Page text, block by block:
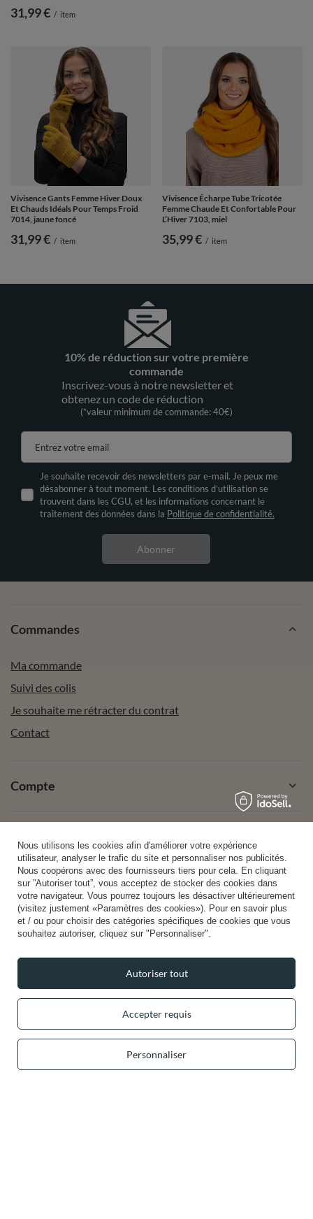
31,99 € / item
Vivisence Gants Femme Hiver Doux
Et Chauds Idéals Pour Temps Froid
7014, jaune foncé
31,99 € / item
Vivisence Écharpe Tube Tricotée
Femme Chaude Et Confortable Pour
L’Hiver 7103, miel
35,99 € / item
10% de réduction sur votre première
commande
Inscrivez-vous à notre newsletter et
obtenez un code de réduction
(*valeur minimum de commande: 40€)
Entrez votre email
Je souhaite recevoir des newsletters par e-mail. Je peux me
désabonner à tout moment. Les conditions d’utilisation se
trouvent dans les CGU, et les informations concernant le
traitement des données dans la Politique de confidentialité.
Abonner
Commandes
Ma commande
Suivi des colis
Je souhaite me rétracter du contrat
Contact
Compte
Info
+49 32 2210 915 31 (allemand/anglais)
Vivisence,49 Hevea Road,DE13 0SHBurton-on-Trent
Dans le magasin, nous présentons les prix bruts (TVA comprise).
Nous utilisons les cookies afin d'améliorer votre expérience
utilisateur, analyser le trafic du site et personnaliser nos publicités.
Nous coopérons avec des fournisseurs tiers pour cela. En cliquant
sur ”Autoriser tout”, vous acceptez de stocker des cookies dans
votre navigateur. Vous pourrez toujours les désactiver ultérieurement
(visitez justement «Paramètres des cookies»). Pour en savoir plus
et / ou pour choisir des catégories spécifiques de cookies que vous
souhaitez autoriser, cliquez sur "Personnaliser".
Accepter requis
Personnaliser
Autoriser tout